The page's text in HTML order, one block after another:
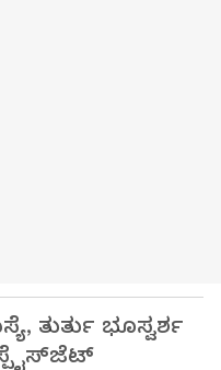
ತುರ್ತು ಭೂಸ್ವರ್ಶ